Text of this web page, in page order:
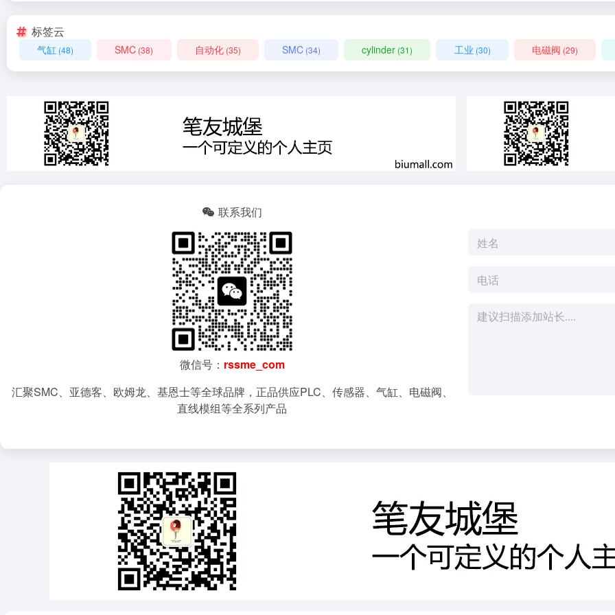
标签云
气缸 (48) SMC (38) 自动化(35) SMC (34) cylinder (31) 工业 (30) 电磁阀 (29)
联系我们
微信号： rssme_com
汇聚SMC、亚德客、欧姆龙、基恩士等全球品牌，正品供应PLC、传感器、气缸、电磁阀、
直线模组等全系列产品